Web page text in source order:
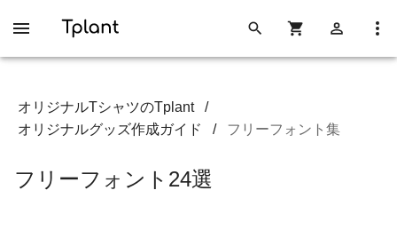
オリジナルTシャツのTplant
/
オリジナルグッズ作成ガイド
/ フリーフォント集
フリーフォント24選